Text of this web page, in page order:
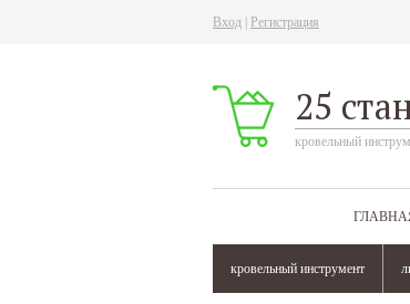
Вход Регистрация
25
кровельный
кровельный инструмент